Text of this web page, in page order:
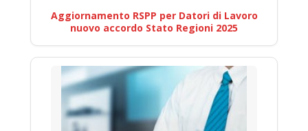
Aggiornamento RSPP per Datori di Lavoro
nuovo accordo Stato Regioni 2025